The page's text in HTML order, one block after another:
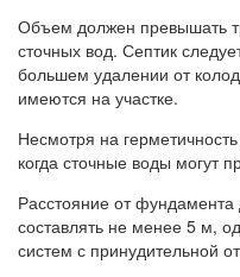
Объем должен превышать
сточных вод. Септик
большем удалении от
имеются на участке.
Несмотря на
когда сточные воды могут
Расстояние от
составлять не менее 5 м,
систем с принудительной